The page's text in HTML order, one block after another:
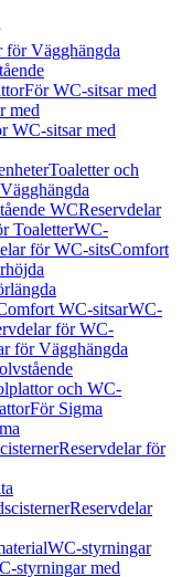
för Vägghängda
För WC-sitsar med
med
WC-sitsar med
Toaletter och
WCReservdelar
ToaletterWC-
för WC-sitsComfort
WC-sitsarWC-
för WC-
för Vägghängda
och WC-
För Sigma
Reservdelar för
Reservdelar
WC-styrningar
styrningar med